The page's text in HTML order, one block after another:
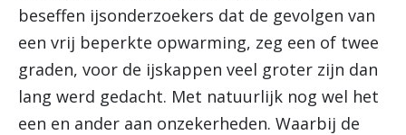
beseffen ijsonderzoekers dat de gevolgen van
een vrij beperkte opwarming, zeg een of twee
graden, voor de ijskappen veel groter zijn dan
lang werd gedacht. Met natuurlijk nog wel het
een en ander aan onzekerheden. Waarbij de